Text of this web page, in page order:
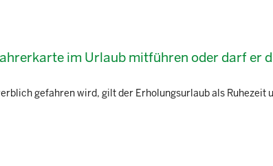
im Urlaub mitführen oder darf er
gefahren wird, gilt der Erholungsurlaub als Ruhezeit